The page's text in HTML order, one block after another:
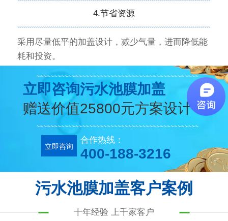
4.节省资源
采用尽量低平的加盖设计，减少气量，进而降低能
耗和投资。
立即咨询污水池膜加盖
赠送价值25800元方案设计
立即咨询
合作热线：
400-188-3216
污水池膜加盖客户案例
十年经验 上千家客户